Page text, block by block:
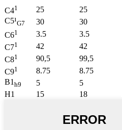
C41 25 25
C5¹G7 30 30
C61 3.5 3.5
C71 42 42
C81 90,5 99,5
C91 8.75 8.75
B1 h9 5 5
H1
15 18